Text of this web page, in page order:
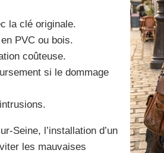
la clé originale.
PVC ou bois.
coûteuse.
si le dommage
Seine, l’installation d’un
les mauvaises